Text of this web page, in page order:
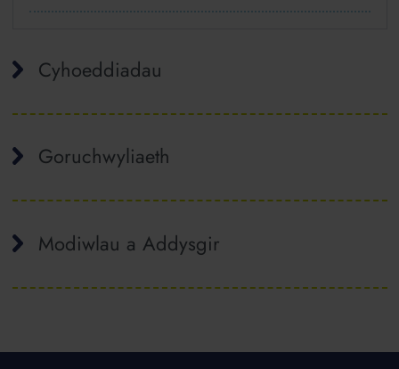
Cyhoeddiadau
Goruchwyliaeth
Modiwlau a Addysgir